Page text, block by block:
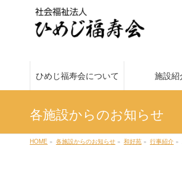
ひめじ福寿会について 施設紹
各施設からのお知らせ
HOME » 各施設からのお知らせ » 和好苑 » 行事紹介 »